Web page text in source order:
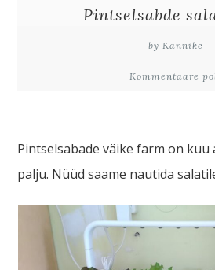
Pintselsabde
by Kannike
Kommentaare
Pintselsabade väike farm on kuu
palju. Nüüd saame nautida